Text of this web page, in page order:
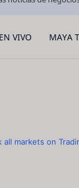
EN VIVO MAYA
all markets on